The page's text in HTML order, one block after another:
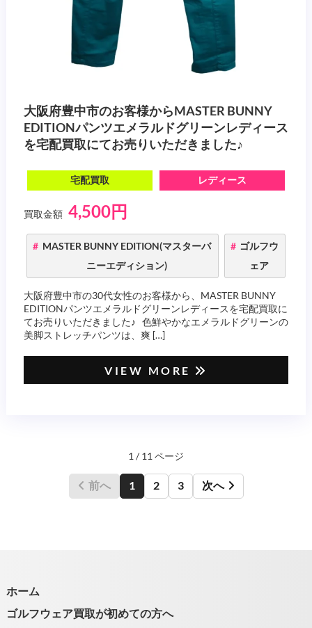
大阪府豊中市のお客様からMASTER BUNNY
EDITIONパンツエメラルドグリーンレディース
を宅配買取にてお売りいただきました♪
宅配買取 レディース
買取金額 4,500円
MASTER BUNNY EDITION(マスターバ
ニーエディション)
ゴルフウ
ェア
大阪府豊中市の30代女性のお客様から、MASTER BUNNY
EDITIONパンツエメラルドグリーンレディースを宅配買取に
てお売りいただきました♪ 色鮮やかなエメラルドグリーンの
美脚ストレッチパンツは、爽 […]
VIEW MORE
1 / 11 ページ
前へ 1 2 3 次へ
ホーム
ゴルフウェア買取が初めての方へ